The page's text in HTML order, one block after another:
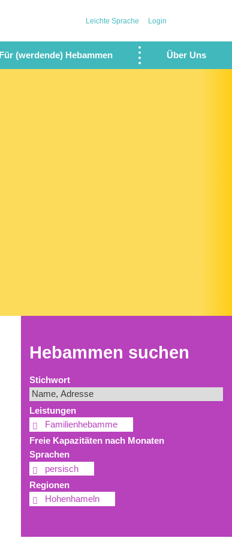
Für (werdende) Hebammen Über Uns
Leichte Sprache Login
Hebammen suchen
Stichwort
Leistungen
Familienhebamme
Freie Kapazitäten nach Monaten
Sprachen
persisch
Regionen
Hohenhameln